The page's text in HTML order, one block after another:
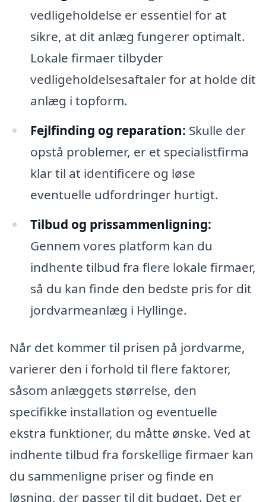
vedligeholdelse er essentiel for at
sikre, at dit anlæg fungerer optimalt.
Lokale firmaer tilbyder
vedligeholdelsesaftaler for at holde dit
anlæg i topform.
Fejlfinding og reparation: Skulle der
opstå problemer, er et specialistfirma
klar til at identificere og løse
eventuelle udfordringer hurtigt.
Tilbud og prissammenligning:
Gennem vores platform kan du
indhente tilbud fra flere lokale firmaer,
så du kan finde den bedste pris for dit
jordvarmeanlæg i Hyllinge.
Når det kommer til prisen på jordvarme,
varierer den i forhold til flere faktorer,
såsom anlæggets størrelse, den
specifikke installation og eventuelle
ekstra funktioner, du måtte ønske. Ved at
indhente tilbud fra forskellige firmaer kan
du sammenligne priser og finde en
løsning, der passer til dit budget. Det er